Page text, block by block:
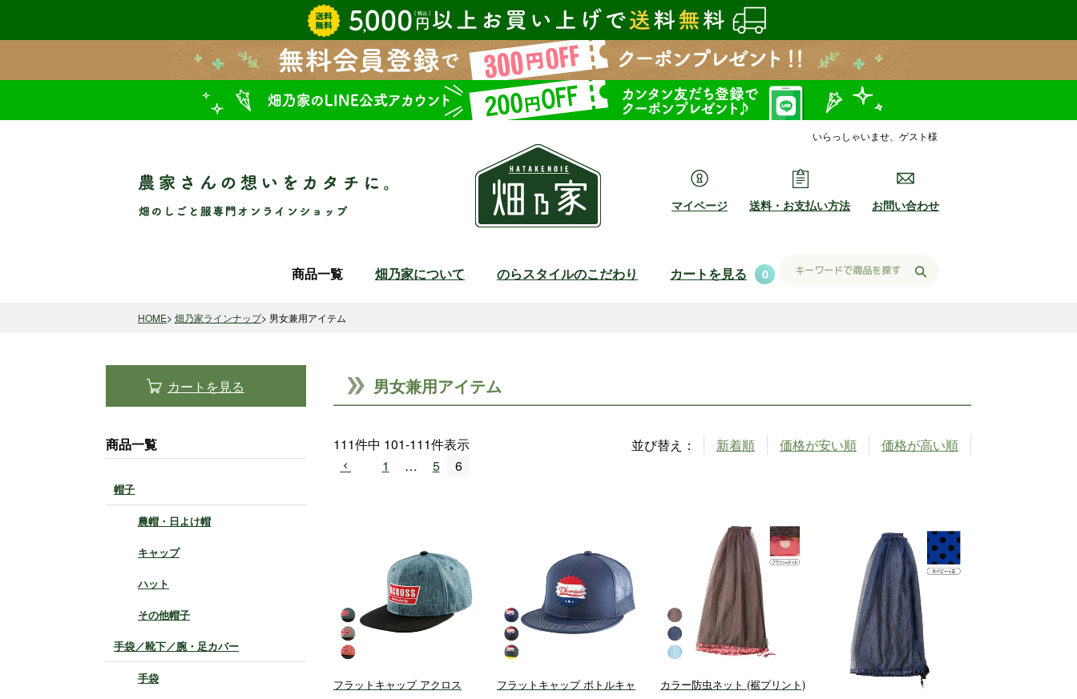
いらっしゃいませ、ゲスト様
マイページ 送料・お支払い方法 お問い合わせ
商品一覧 畑乃家について のらスタイルのこだわり カートを見る 0
検索
HOME 畑乃家ラインナップ 男女兼用アイテム
カートを見る
商品一覧
帽子
農帽・日よけ帽
キャップ
ハット
その他帽子
手袋／靴下／腕・足カバー
手袋
男女兼用アイテム
並び替え 新着順 価格が安い順 価格が高い順
111件中 101-111件表示
1
… 5 6
フラットキャップ アクロス
フラットキャップ ボトルキャ
カラー防虫ネット (裾プリント)